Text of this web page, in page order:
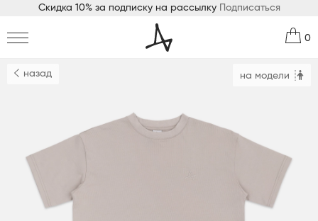
Скидка 10% за подписку на рассылку Подписаться
0
назад на модели